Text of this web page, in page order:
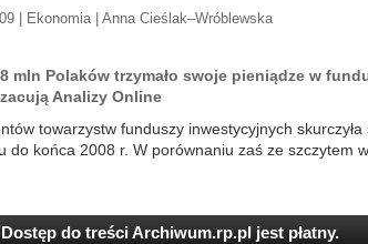
| Ekonomia | Anna Cieślak–Wróblewska
mln Polaków trzymało swoje pieniądze w
Analizy Online
towarzystw funduszy inwestycyjnych
do końca 2008 r. W porównaniu zaś ze szczytem
Dostęp do treści Archiwum.rp.pl jest płatny.